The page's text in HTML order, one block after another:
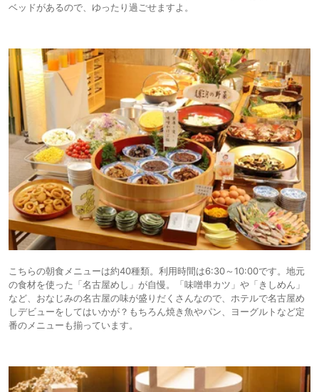
ベッドがあるので、ゆったり過ごせますよ。
こちらの朝食メニューは約40種類。利用時間は6:30～10:00です。地元
の食材を使った「名古屋めし」が自慢。「味噌串カツ」や「きしめん」
など、おなじみの名古屋の味が盛りだくさんなので、ホテルで名古屋め
しデビューをしてはいかが？もちろん焼き魚やパン、ヨーグルトなど定
番のメニューも揃っています。